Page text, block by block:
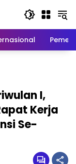
I,
Kerja
Se-